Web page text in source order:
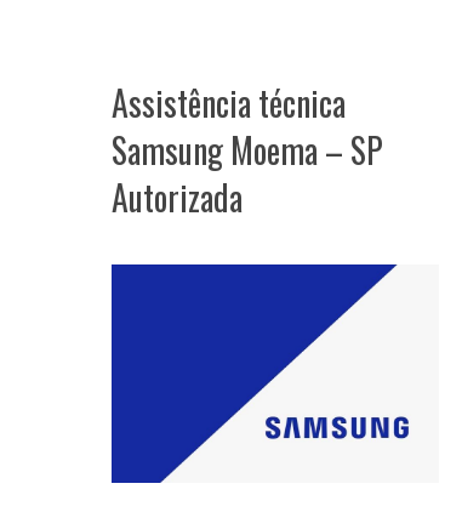
Assistência técnica
Samsung Moema – SP
Autorizada